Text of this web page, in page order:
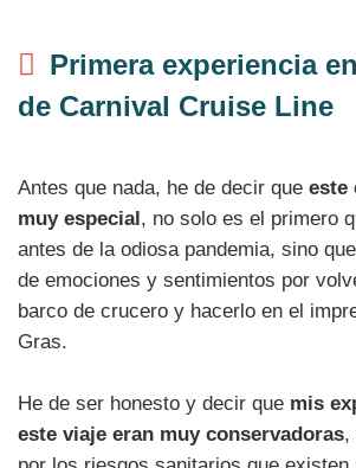
Primera experiencia
de Carnival Cruise Line
Antes que nada, he de decir que este
muy especial, no solo es el primero
antes de la odiosa pandemia, sino
de emociones y sentimientos por
barco de crucero y hacerlo en el
Gras.
He de ser honesto y decir que mis
este viaje eran muy conservadoras,